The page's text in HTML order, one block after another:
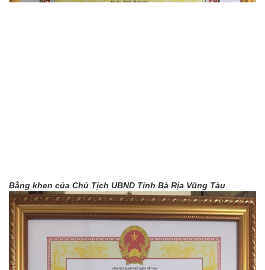
Bằng khen của Chủ Tịch UBND Tỉnh Bà Rịa Vũng Tàu